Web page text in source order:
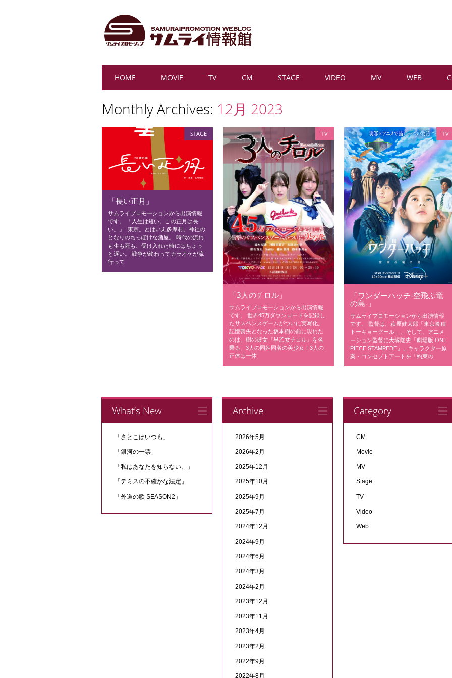
Main menu
HOME MOVIE TV CM STAGE VIDEO MV WEB
Monthly Archives: 12月 2023
STAGE
「長い正月」
サムライプロモーションから出演情報
です。 「人生は短い。この正月は長
い。」 ​ 東京。とはいえ多摩村。神社の
となりのちっぽけな酒屋。 時代の流れ
も生も死も、受け入れた時にはちょっ
と遅い。 戦争が終わってカラオケが流
行って
TV
「3人のチロル」
サムライプロモーションから出演情報
です。 世界45万ダウンロードを記録し
たサスペンスゲームがついに実写化。
記憶喪失となった坂本樹の前に現れた
のは、樹の彼女『早乙女チロル』を名
乗る、3人の同姓同名の美少女！3人の
正体は一体
TV
「ワンダーハッチ-空飛ぶ竜
の島-」
サムライプロモーションから出演情報
です。 監督は、萩原健太郎「東京喰種
トーキョーグール」。そして、アニメ
ーション監督に大塚隆史「劇場版 ONE
PIECE STAMPEDE」、キャラクター原
案・コンセプトアートを「約束の
What’s New
「さとこはいつも」
「銀河の一票」
「私はあなたを知らない、」
「テミスの不確かな法定」
「外道の歌 SEASON2」
Archive
2026年5月
2026年2月
2025年12月
2025年10月
2025年9月
2025年7月
2024年12月
2024年9月
2024年6月
2024年3月
2024年2月
2023年12月
2023年11月
2023年4月
2023年2月
2022年9月
2022年8月
Category
CM
Movie
MV
Stage
TV
Video
Web